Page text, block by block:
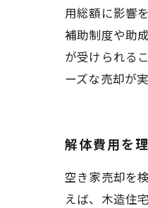
用総額に影響
補助制度や助
が受けられる
ーズな売却が
解体費用を
空き家売却を
えば、木造住